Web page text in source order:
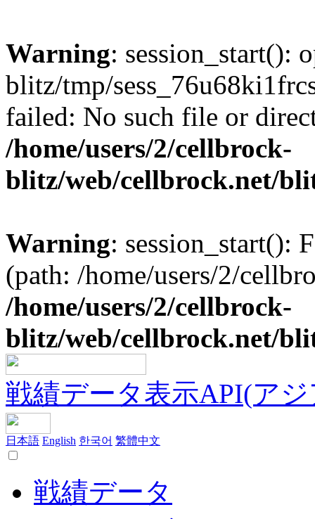
Warning: session_start():
blitz/tmp/
failed: No such file or
/home/users/2/cellbrock-
blitz/web/cellbrock.net/
Warning: session_start():
(path: /home/users/2/
/home/users/2/cellbrock-
blitz/web/cellbrock.net/
戦績データ表示API(アジ
日本語 English 한국어 繁體中文
戦績データ